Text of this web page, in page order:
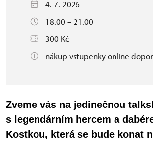
4. 7. 2026
18.00 – 21.00
300 Kč
nákup vstupenky online
Zveme vás na jedinečnou
s legendárním hercem a
Kostkou, která se bude konat